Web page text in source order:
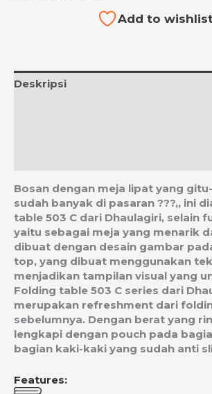
Add to
Deskripsi
Bosan dengan meja lipat yang
sudah banyak di pasaran ???,, ini
table 503 C dari Dhaulagiri, selain
yaitu sebagai meja yang menarik
dibuat dengan desain gambar
top, yang dibuat menggunakan
menjadikan tampilan visual yang
Folding table 503 C series dari
merupakan refreshment dari
sebelumnya. Dengan berat yang
lengkapi dengan pouch pada
bagian kaki-kaki yang sudah anti
Features: